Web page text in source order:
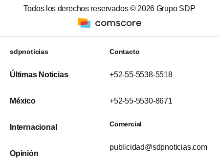
Todos los derechos reservados © 2026 Grupo SDP
sdpnoticias
Últimas Noticias
México
Internacional
Opinión
Contacto
+52-55-5538-5518
+52-55-5530-8671
Comercial
publicidad@sdpnoticias.com